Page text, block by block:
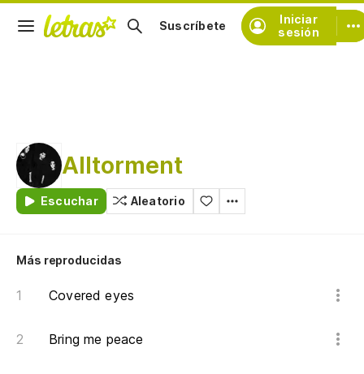
Iniciar
sesión
Suscríbete
Alltorment
Escuchar Aleatorio
Más reproducidas
Covered eyes
Bring me peace